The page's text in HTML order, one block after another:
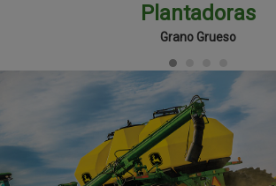
Plantadoras
Grano Grueso